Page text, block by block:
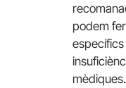
podem